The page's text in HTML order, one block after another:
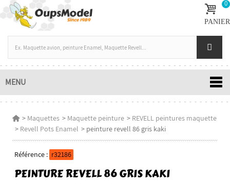
0
PANIER
MENU
> Maquettes > Maquette peinture > REVELL peintures maquette
> Revell Pots Enamel > peinture revell 86 gris kaki
Référence : r32186
PEINTURE REVELL 86 GRIS KAKI